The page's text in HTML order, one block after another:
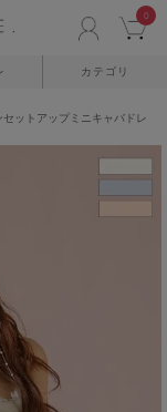
0
カテゴリ
セットアップミニキャバドレ